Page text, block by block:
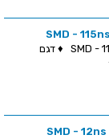
משווה - ערוץ 1 - SMD - 115ns - 3.5V-30V ♦ דגם